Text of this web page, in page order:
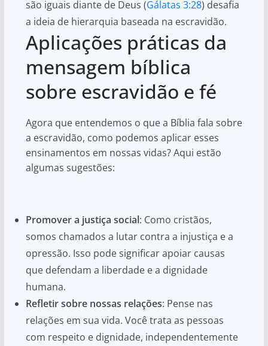
são iguais diante de Deus (Gálatas 3:28) desafia
a ideia de hierarquia baseada na escravidão.
Aplicações práticas da
mensagem bíblica
sobre escravidão e fé
Agora que entendemos o que a Bíblia fala sobre
a escravidão, como podemos aplicar esses
ensinamentos em nossas vidas? Aqui estão
algumas sugestões:
Promover a justiça social: Como cristãos,
somos chamados a lutar contra a injustiça e a
opressão. Isso pode significar apoiar causas
que defendam a liberdade e a dignidade
humana.
Refletir sobre nossas relações: Pense nas
relações em sua vida. Você trata as pessoas
com respeito e dignidade, independentemente